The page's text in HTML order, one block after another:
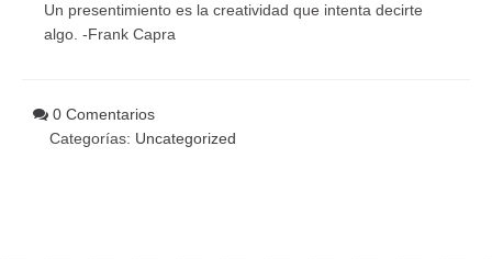
Un presentimiento es la creatividad que intenta decirte
algo. -Frank Capra
0 Comentarios
Categorías: Uncategorized